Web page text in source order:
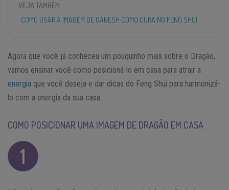
VEJA TAMBÉM
COMO USAR A IMAGEM DE GANESH COMO CURA NO FENG SHUI
Agora que você já conheceu um pouquinho mais sobre o Dragão,
vamos ensinar você como posicioná-lo em casa para atrair a
energia que você deseja e dar dicas do Feng Shui para harmonizá-
lo com a energia da sua casa.
COMO POSICIONAR UMA IMAGEM DE DRAGÃO EM CASA